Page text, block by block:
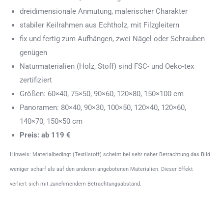
dreidimensionale Anmutung, malerischer Charakter
stabiler Keilrahmen aus Echtholz, mit Filzgleitern
fix und fertig zum Aufhängen, zwei Nägel oder Schrauben
genügen
Naturmaterialien (Holz, Stoff) sind FSC- und Oeko-tex
zertifiziert
Größen: 60×40, 75×50, 90×60, 120×80, 150×100 cm
Panoramen: 80×40, 90×30, 100×50, 120×40, 120×60,
140×70, 150×50 cm
Preis: ab 119 €
Hinweis: Materialbedingt (Textilstoff) scheint bei sehr naher Betrachtung das Bild
weniger scharf als auf den anderen angebotenen Materialien. Dieser Effekt
verliert sich mit zunehmendem Betrachtungsabstand.